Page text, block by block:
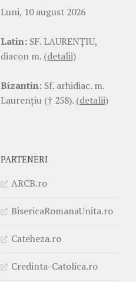
Luni, 10 august 2026
Latin: SF. LAURENŢIU,
diacon m. (detalii)
Bizantin: Sf. arhidiac. m.
Laurenţiu († 258). (detalii)
PARTENERI
ARCB.ro
BisericaRomanaUnita.ro
Cateheza.ro
Credinta-Catolica.ro